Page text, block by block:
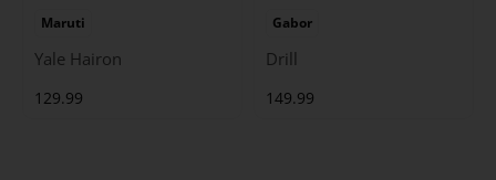
Maruti
Yale Hairon
129.99
Gabor
Drill
149.99